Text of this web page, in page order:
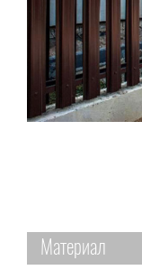
Материал